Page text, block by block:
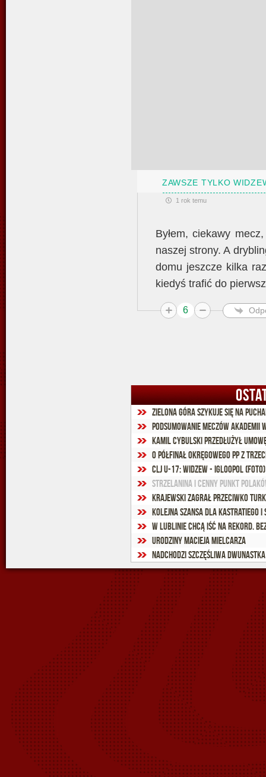
ZAWSZE TYLKO
1 rok temu
Byłem, ciekawy
naszej strony. A
domu jeszcze kilka
kiedyś trafić do
6
Zielona Góra szykuje się na
Podsumowanie meczów
Kamil Cybulski przedłużył
O półfinał okręgowego PP z
CLJ U-17: Widzew - Igloopol (foto)
Strzelanina i cenny punkt
Krajewski zagrał przeciwko
Kolejna szansa dla Kastratiego i
W Lublinie chcą iść na rekord.
Urodziny Macieja Mielcarza
Nadchodzi szczęśliwa dwunastka